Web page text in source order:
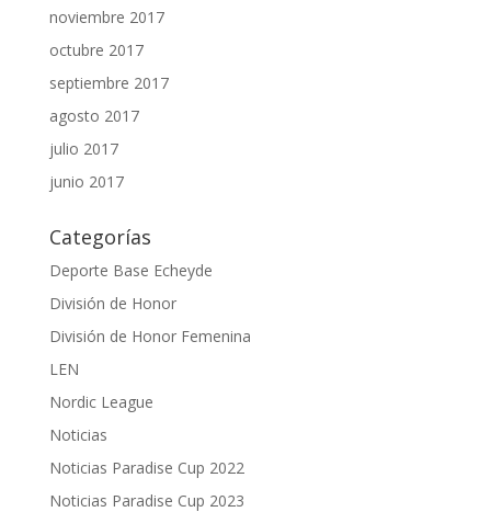
noviembre 2017
octubre 2017
septiembre 2017
agosto 2017
julio 2017
junio 2017
Categorías
Deporte Base Echeyde
División de Honor
División de Honor Femenina
LEN
Nordic League
Noticias
Noticias Paradise Cup 2022
Noticias Paradise Cup 2023